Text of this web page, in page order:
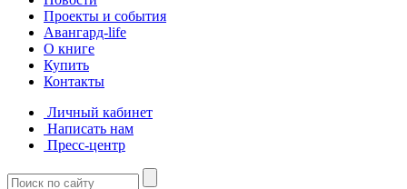
Проекты и события
Авангард-life
О книге
Купить
Контакты
Личный кабинет
Написать нам
Пресс-центр